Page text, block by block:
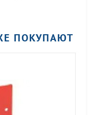
ПОКУПАЮТ